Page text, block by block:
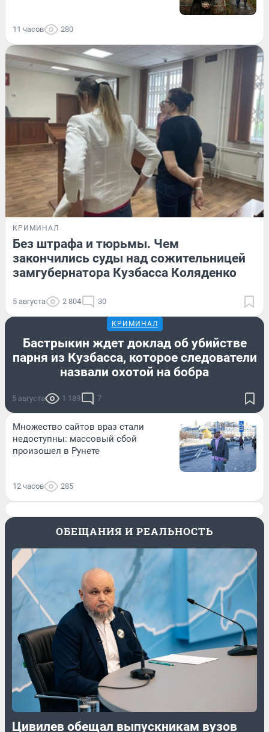
11 часов 280
КРИМИНАЛ
Без штрафа и тюрьмы. Чем
закончились суды над сожительницей
замгубернатора Кузбасса Коляденко
5 августа 2 804 30
КРИМИНАЛ
Бастрыкин ждет доклад об убийстве
парня из Кузбасса, которое следователи
назвали охотой на бобра
5 августа 1 189 7
Множество сайтов враз стали
недоступны: массовый сбой
произошел в Рунете
12 часов 285
ОБЕЩАНИЯ И РЕАЛЬНОСТЬ
Цивилев обещал выпускникам вузов